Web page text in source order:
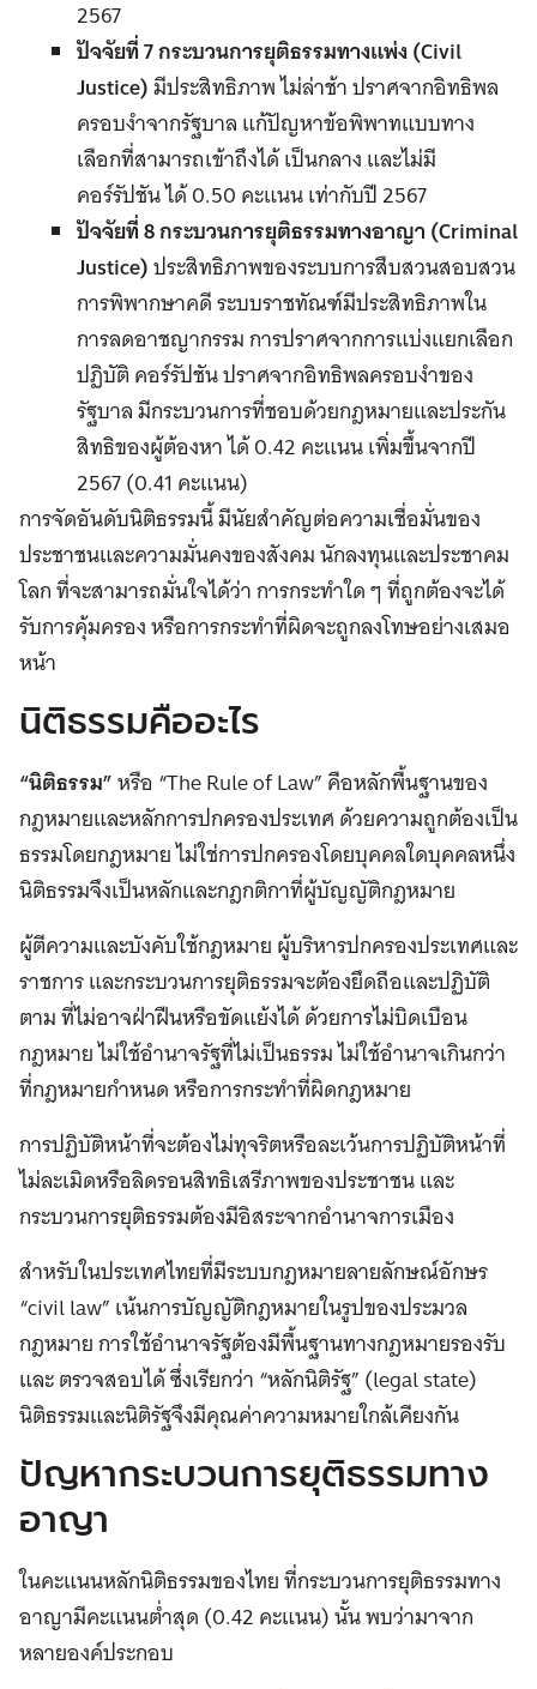
2567
ปัจจัยที่ 7กระบวนการยุติธรรมทางแพ่ง (Civil
Justice)มีประสิทธิภาพ ไม่ล่าช้า ปราศจากอิทธิพล
ครอบงำจากรัฐบาล แก้ปัญหาข้อพิพาทแบบทาง
เลือกที่สามารถเข้าถึงได้ เป็นกลาง และไม่มี
คอร์รัปชัน ได้ 0.50 คะแนน เท่ากับปี 2567
ปัจจัยที่ 8กระบวนการยุติธรรมทางอาญา (Criminal
Justice)ประสิทธิภาพของระบบการสืบสวนสอบสวน
การพิพากษาคดี ระบบราชทัณฑ์มีประสิทธิภาพใน
การลดอาชญากรรม การปราศจากการแบ่งแยกเลือก
ปฏิบัติ คอร์รัปชัน ปราศจากอิทธิพลครอบงำของ
รัฐบาล มีกระบวนการที่ชอบด้วยกฎหมายและประกัน
สิทธิของผู้ต้องหา ได้ 0.42 คะแนน เพิ่มขึ้นจากปี
2567 (0.41 คะแนน)
การจัดอันดับนิติธรรมนี้ มีนัยสำคัญต่อความเชื่อมั่นของ
ประชาชนและความมั่นคงของสังคม นักลงทุนและประชาคม
โลก ที่จะสามารถมั่นใจได้ว่า การกระทำใด ๆ ที่ถูกต้องจะได้
รับการคุ้มครอง หรือการกระทำที่ผิดจะถูกลงโทษอย่างเสมอ
หน้า
นิติธรรมคืออะไร
“นิติธรรม”หรือ “The Rule of Law” คือหลักพื้นฐานของ
กฎหมายและหลักการปกครองประเทศ ด้วยความถูกต้องเป็น
ธรรมโดยกฎหมาย ไม่ใช่การปกครองโดยบุคคลใดบุคคลหนึ่ง
นิติธรรมจึงเป็นหลักและกฎกติกาที่ผู้บัญญัติกฎหมาย
ผู้ตีความและบังคับใช้กฎหมาย ผู้บริหารปกครองประเทศและ
ราชการ และกระบวนการยุติธรรมจะต้องยึดถือและปฏิบัติ
ตาม ที่ไม่อาจฝ่าฝืนหรือขัดแย้งได้ ด้วยการไม่บิดเบือน
กฎหมาย ไม่ใช้อำนาจรัฐที่ไม่เป็นธรรม ไม่ใช้อำนาจเกินกว่า
ที่กฎหมายกำหนด หรือการกระทำที่ผิดกฎหมาย
การปฏิบัติหน้าที่จะต้องไม่ทุจริตหรือละเว้นการปฏิบัติหน้าที่
ไม่ละเมิดหรือลิดรอนสิทธิเสรีภาพของประชาชน และ
กระบวนการยุติธรรมต้องมีอิสระจากอำนาจการเมือง
สำหรับในประเทศไทยที่มีระบบกฎหมายลายลักษณ์อักษร
“civil law” เน้นการบัญญัติกฎหมายในรูปของประมวล
กฎหมาย การใช้อำนาจรัฐต้องมีพื้นฐานทางกฎหมายรองรับ
และ ตรวจสอบได้ ซึ่งเรียกว่า “หลักนิติรัฐ” (legal state)
นิติธรรมและนิติรัฐจึงมีคุณค่าความหมายใกล้เคียงกัน
ปัญหากระบวนการยุติธรรมทาง
อาญา
ในคะแนนหลักนิติธรรมของไทย ที่กระบวนการยุติธรรมทาง
อาญามีคะแนนต่ำสุด (0.42 คะแนน) นั้น พบว่ามาจาก
หลายองค์ประกอบ